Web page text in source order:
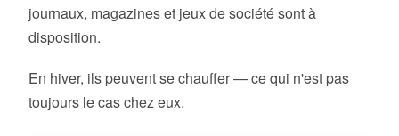
journaux, magazines et jeux de société sont à
disposition.
En hiver, ils peuvent se chauffer — ce qui n'est pas
toujours le cas chez eux.